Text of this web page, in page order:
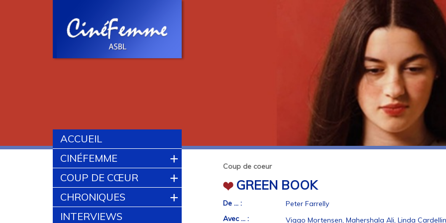
ACCUEIL
CINÉFEMME
+
COUP DE CŒUR +
CHRONIQUES +
INTERVIEWS
Coup de coeur
GREEN BOOK
De ... :
Peter Farrelly
Avec ... :
Viggo Mortensen, Mahershala Ali, Linda